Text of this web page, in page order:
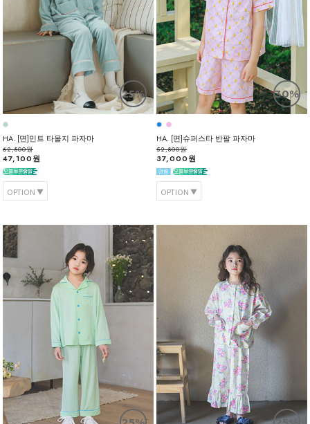
25%
HA. [면]민트 타올지 파자마
62,800원
47,100원
OPTION
30%
HA. [면]슈퍼스타 반팔 파자마
52,800원
37,000원
OPTION